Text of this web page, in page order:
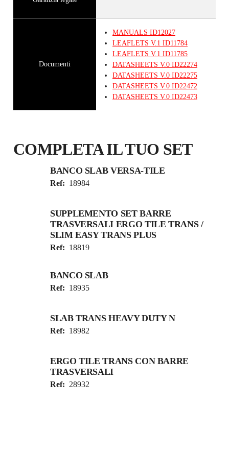
Documenti
MANUALS ID12027
LEAFLETS V.1 ID11784
LEAFLETS V.1 ID11785
DATASHEETS V.0 ID22274
DATASHEETS V.0 ID22275
DATASHEETS V.0 ID22472
DATASHEETS V.0 ID22473
COMPLETA IL TUO SET
BANCO SLAB VERSA-TILE
Ref: 18984
SUPPLEMENTO SET BARRE
TRASVERSALI ERGO TILE TRANS /
SLIM EASY TRANS PLUS
Ref: 18819
BANCO SLAB
Ref: 18935
SLAB TRANS HEAVY DUTY N
Ref: 18982
ERGO TILE TRANS CON BARRE
TRASVERSALI
Ref: 28932